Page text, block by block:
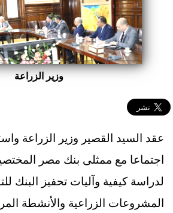
وزير الزراعة
عقد السيد القصير وزير الزراعة
اجتماعا مع ممثلى بنك مصر
لدراسة كيفية وآليات تحفيز البنك
المشروعات الزراعية والأنشطة